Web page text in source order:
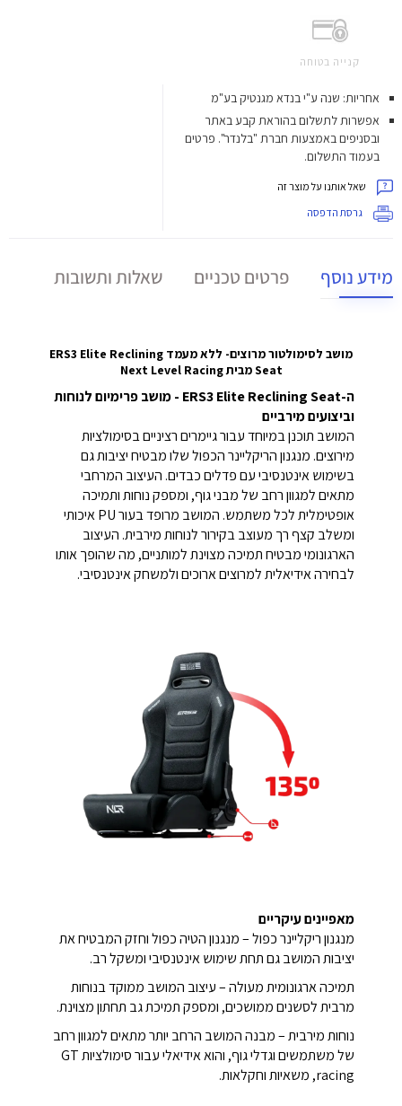
קנייה בטוחה
אחריות: שנה ע"י בנדא מגנטיק בע"מ
אפשרות לתשלום בהוראת קבע באתר
ובסניפים באמצעות חברת "בלנדר". פרטים
בעמוד התשלום.
שאל אותנו על מוצר זה
גרסת הדפסה
מידע נוסף פרטים טכניים שאלות ותשובות
מושב לסימולטור מרוצים- ללא מעמד ERS3 Elite Reclining
Seat מבית Next Level Racing
ה-ERS3 Elite Reclining Seat - מושב פרימיום לנוחות
וביצועים מירביים
המושב תוכנן במיוחד עבור גיימרים רציניים בסימולציות
מירוצים. מנגנון הריקליינר הכפול שלו מבטיח יציבות גם
בשימוש אינטנסיבי עם פדלים כבדים. העיצוב המרחבי
מתאים למגוון רחב של מבני גוף, ומספק נוחות ותמיכה
אופטימלית לכל משתמש. המושב מרופד בעור PU איכותי
ומשלב קצף רך מעוצב בקירור לנוחות מירבית. העיצוב
הארגונומי מבטיח תמיכה מצוינת למותניים, מה שהופך אותו
לבחירה אידיאלית למרוצים ארוכים ולמשחק אינטנסיבי.
מאפיינים עיקריים
מנגנון ריקליינר כפול – מנגנון הטיה כפול וחזק המבטיח את
יציבות המושב גם תחת שימוש אינטנסיבי ומשקל רב.
תמיכה ארגונומית מעולה – עיצוב המושב ממוקד בנוחות
מרבית לסשנים ממושכים, ומספק תמיכת גב תחתון מצוינת.
נוחות מירבית – מבנה המושב הרחב יותר מתאים למגוון רחב
של משתמשים וגדלי גוף, והוא אידיאלי עבור סימולציות GT
racing, משאיות וחקלאות.